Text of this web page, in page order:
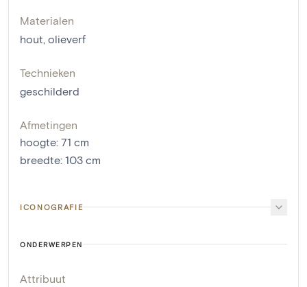
Materialen
hout olieverf
Technieken
geschilderd
Afmetingen
hoogte: 71 cm
breedte: 103 cm
ICONOGRAFIE
ONDERWERPEN
Attribuut